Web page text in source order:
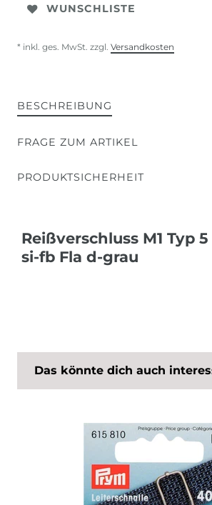
WUNSCHLISTE
* inkl. ges. MwSt. zzgl. Versandkosten
BESCHREIBUNG
FRAGE ZUM ARTIKEL
PRODUKTSICHERHEIT
Reißverschluss M1 Typ 5
si-fb Fla d-grau
Das könnte dich auch